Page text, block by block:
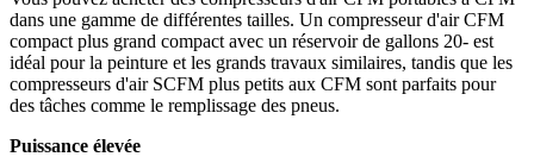
dans une gamme de différentes tailles. Un compresseur d'air CFM
compact plus grand compact avec un réservoir de gallons 20- est
idéal pour la peinture et les grands travaux similaires, tandis que les
compresseurs d'air SCFM plus petits aux CFM sont parfaits pour
des tâches comme le remplissage des pneus.
Puissance élevée